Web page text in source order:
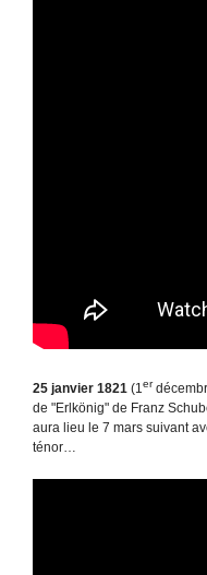
25 janvier 1821 (1 er
de "Erlkönig" de Franz
aura lieu le 7 mars suivant
ténor…